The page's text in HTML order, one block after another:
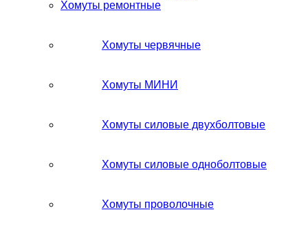
Хомуты ремонтные
Хомуты червячные
Хомуты МИНИ
Хомуты силовые двухболтовые
Хомуты силовые одноболтовые
Хомуты проволочные